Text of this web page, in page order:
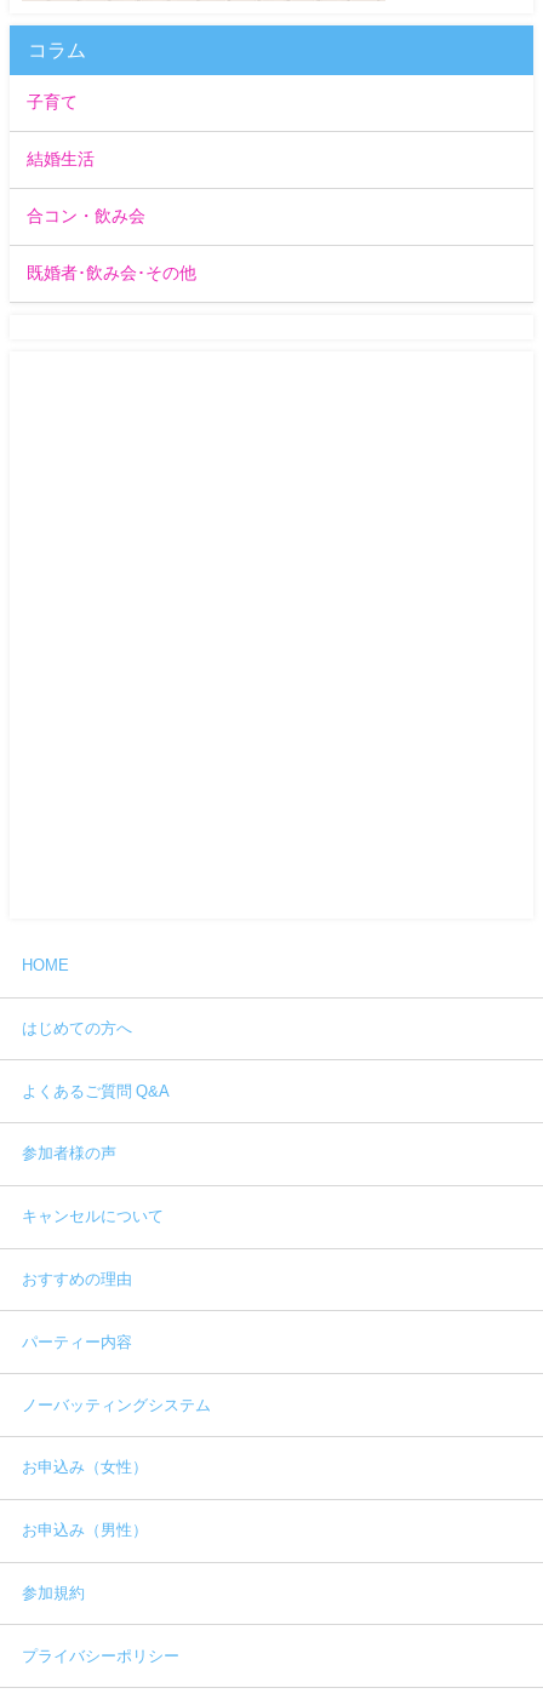
コラム
子育て
結婚生活
合コン・飲み会
既婚者･飲み会･その他
HOME
はじめての方へ
よくあるご質問 Q&A
参加者様の声
キャンセルについて
おすすめの理由
パーティー内容
ノーバッティングシステム
お申込み（女性）
お申込み（男性）
参加規約
プライバシーポリシー